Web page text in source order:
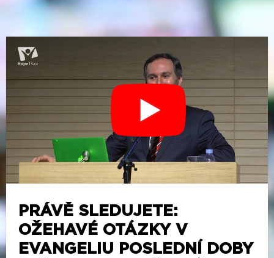
PRÁVĚ SLEDUJETE:
OŽEHAVÉ OTÁZKY V
EVANGELIU POSLEDNÍ DOBY